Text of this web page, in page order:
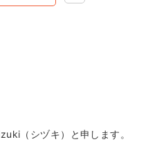
（シヅキ）と申します。